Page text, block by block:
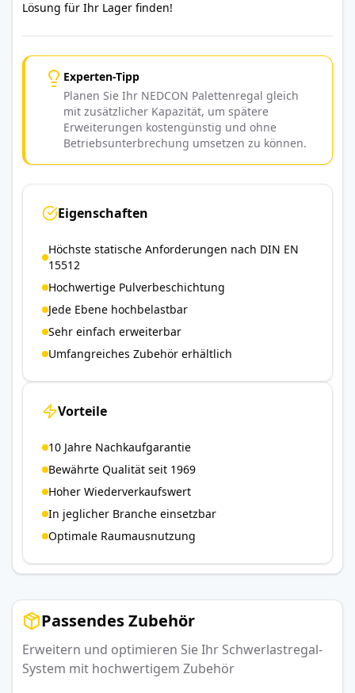
Lösung für Ihr Lager finden!
Experten-Tipp
Planen Sie Ihr NEDCON Palettenregal gleich
mit zusätzlicher Kapazität, um spätere
Erweiterungen kostengünstig und ohne
Betriebsunterbrechung umsetzen zu können.
Eigenschaften
Höchste statische Anforderungen nach DIN EN
15512
Hochwertige Pulverbeschichtung
Jede Ebene hochbelastbar
Sehr einfach erweiterbar
Umfangreiches Zubehör erhältlich
Vorteile
10 Jahre Nachkaufgarantie
Bewährte Qualität seit 1969
Hoher Wiederverkaufswert
In jeglicher Branche einsetzbar
Optimale Raumausnutzung
Passendes Zubehör
Erweitern und optimieren Sie Ihr Schwerlastregal-
System mit hochwertigem Zubehör